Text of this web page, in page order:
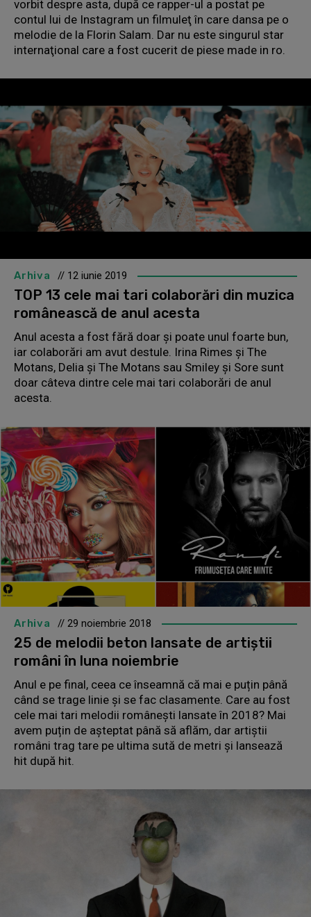
vorbit despre asta, după ce rapper-ul a postat pe
contul lui de Instagram un filmuleţ în care dansa pe o
melodie de la Florin Salam. Dar nu este singurul star
internaţional care a fost cucerit de piese made in ro.
Arhiva // 12 iunie 2019
TOP 13 cele mai tari colaborări din muzica
românească de anul acesta
Anul acesta a fost fără doar și poate unul foarte bun,
iar colaborări am avut destule. Irina Rimes și The
Motans, Delia și The Motans sau Smiley și Sore sunt
doar câteva dintre cele mai tari colaborări de anul
acesta.
Arhiva // 29 noiembrie 2018
25 de melodii beton lansate de artiștii
români în luna noiembrie
Anul e pe final, ceea ce înseamnă că mai e puțin până
când se trage linie și se fac clasamente. Care au fost
cele mai tari melodii românești lansate în 2018? Mai
avem puțin de așteptat până să aflăm, dar artiștii
români trag tare pe ultima sută de metri și lansează
hit după hit.